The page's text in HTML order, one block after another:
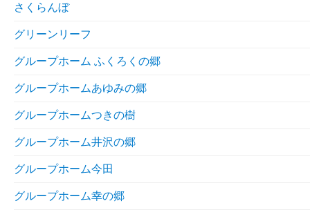
さくらんぼ
グリーンリーフ
グループホーム ふくろくの郷
グループホームあゆみの郷
グループホームつきの樹
グループホーム井沢の郷
グループホーム今田
グループホーム幸の郷